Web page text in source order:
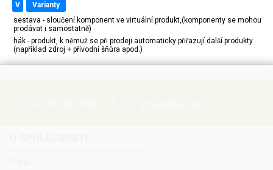
v
varianty
sestava - sloučení komponent ve virtuální produkt,(komponenty se mohou
prodávat i samostatně)
hák - produkt, k němuž se při prodeji automaticky přiřazují další produkty
(například zdroj + přívodní šňůra apod.)